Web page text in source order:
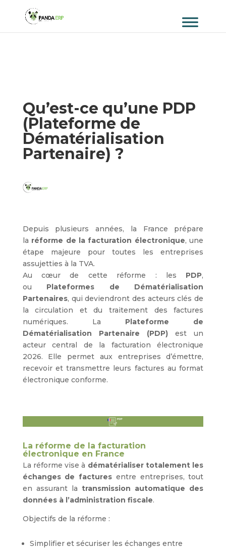
Qu’est-ce qu’une PDP
(Plateforme de
Dématérialisation
Partenaire) ?
Depuis plusieurs années, la France prépare
la réforme de la facturation électronique, une
étape majeure pour toutes les entreprises
assujetties à la TVA.
Au cœur de cette réforme : les PDP,
ou Plateformes de Dématérialisation
Partenaires, qui deviendront des acteurs clés de
la circulation et du traitement des factures
numériques. La Plateforme de
Dématérialisation Partenaire (PDP) est un
acteur central de la facturation électronique
2026. Elle permet aux entreprises d’émettre,
recevoir et transmettre leurs factures au format
électronique conforme.
La réforme de la facturation
électronique en France
La réforme vise à dématérialiser totalement les
échanges de factures entre entreprises, tout
en assurant latransmission automatique des
données à l’administration fiscale.
Objectifs de la réforme :
Simplifier et sécuriser les échanges entre